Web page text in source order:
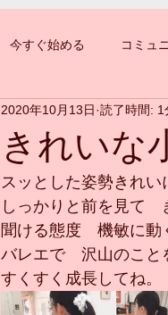
今すぐ始める コミュ
きれいな
2020年10月13日 読了時間: 1
スッとした姿勢きれい
しっかりと前を見て　
聞ける態度　機敏に動
バレエで　沢山のこと
すくすく成長してね。